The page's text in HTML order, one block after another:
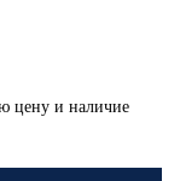
цену и наличие